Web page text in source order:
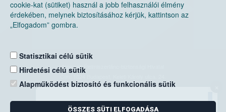
cookie-kat (sütiket) használ a jobb felhasználói élmény
érdekében, melynek biztosításához kérjük, kattintson az
„Elfogadom” gombra.
Statisztikai célú sütik
Hirdetési célú sütik
Alapműködést biztosító és funkcionális sütik
ÖSSZES SÜTI ELFOGADÁSA
Nemzeti Élelmiszerlánc-biztonsági Hivatal
Levelezési cím: 1525 Budapest. Pf. 30.